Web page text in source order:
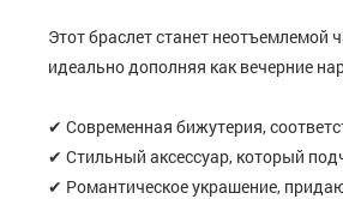
Этот браслет станет
идеально дополняя как вечерние
✔ Современная бижутерия,
✔ Стильный аксессуар, который
✔ Романтическое украшение,